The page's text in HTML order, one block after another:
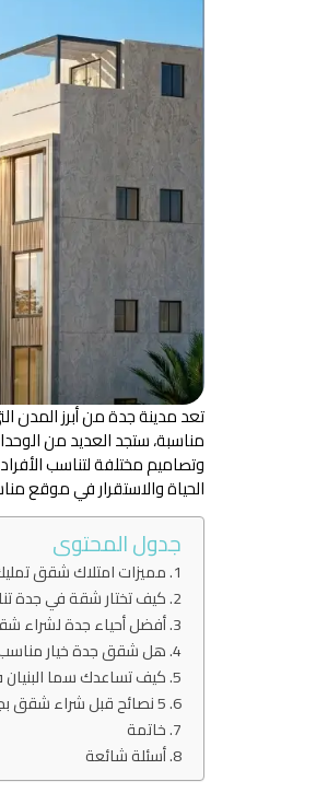
تعد مدينة جدة من أبرز المدن
مناسبة، ستجد العديد من
وتصاميم مختلفة لتناسب
الحياة والاستقرار في موقع
جدول المحتوى
مميزات امتلاك شقق
كيف تختار شقة في جدة
أفضل أحياء جدة لشراء
هل شقق جدة خيار مناسب
كيف تساعدك سما
5 نصائح قبل شراء شقق بجدة بأسعار مناسبة
خاتمة
أسئلة شائعة